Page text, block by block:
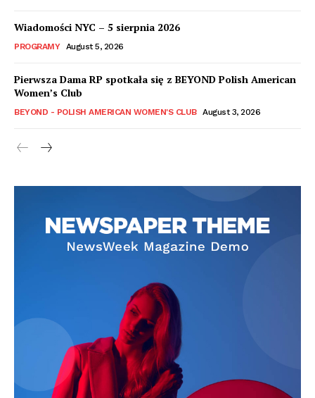
Wiadomości NYC – 5 sierpnia 2026
PROGRAMY August 5, 2026
Pierwsza Dama RP spotkała się z BEYOND Polish American
Women’s Club
BEYOND - POLISH AMERICAN WOMEN'S CLUB August 3, 2026